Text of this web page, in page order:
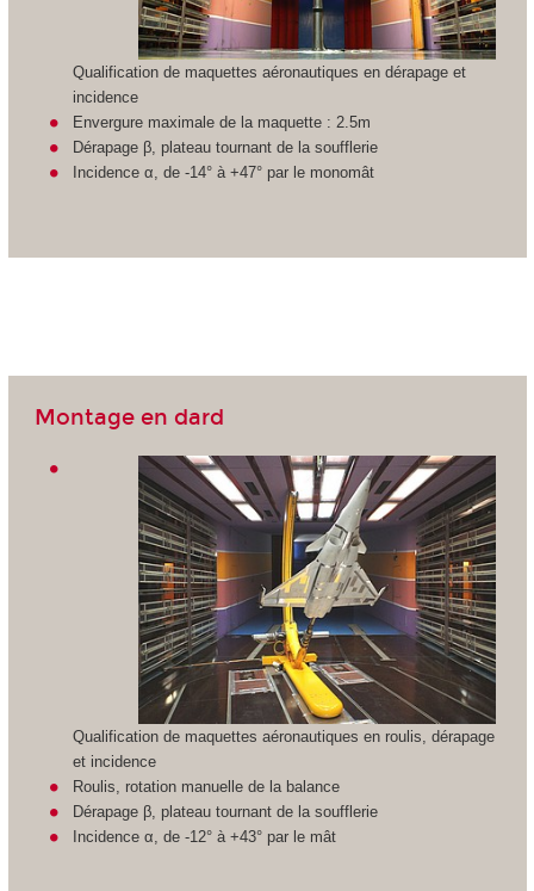
Qualification de maquettes aéronautiques en dérapage et
incidence
Envergure maximale de la maquette : 2.5m
Dérapage β, plateau tournant de la soufflerie
Incidence α, de -14° à +47° par le monomât
Montage en dard
Qualification de maquettes aéronautiques en roulis, dérapage
et incidence
Roulis, rotation manuelle de la balance
Dérapage β, plateau tournant de la soufflerie
Incidence α, de -12° à +43° par le mât